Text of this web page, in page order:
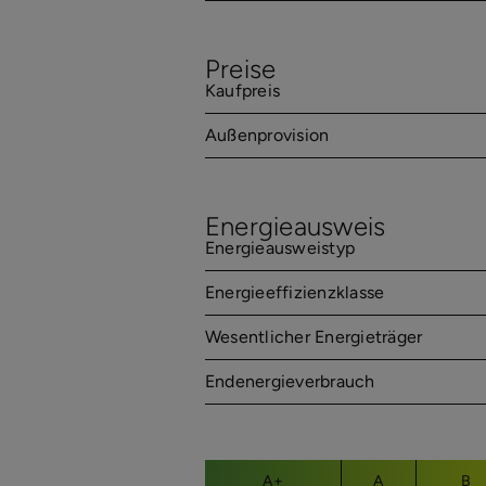
Preise
Kaufpreis
Außenprovision
Energieausweis
Energieausweistyp
Energieeffizienzklasse
Wesentlicher Energieträger
Endenergieverbrauch
A+ A B